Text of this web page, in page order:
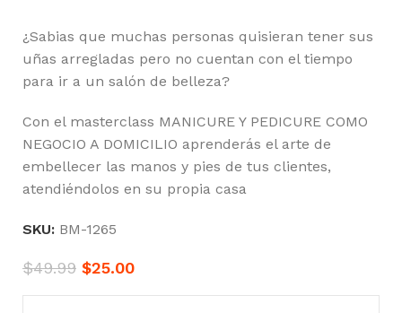
¿Sabias que muchas personas quisieran tener sus
uñas arregladas pero no cuentan con el tiempo
para ir a un salón de belleza?
Con el masterclass MANICURE Y PEDICURE COMO
NEGOCIO A DOMICILIO aprenderás el arte de
embellecer las manos y pies de tus clientes,
atendiéndolos en su propia casa
SKU: BM-1265
$49.99 $25.00